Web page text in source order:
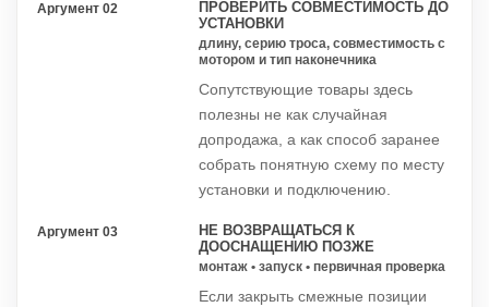
Аргумент 02
ПРОВЕРИТЬ СОВМЕСТИМОСТЬ ДО
УСТАНОВКИ
длину, серию троса, совместимость с
мотором и тип наконечника
Сопутствующие товары здесь
полезны не как случайная
допродажа, а как способ заранее
собрать понятную схему по месту
установки и подключению.
Аргумент 03
НЕ ВОЗВРАЩАТЬСЯ К
ДООСНАЩЕНИЮ ПОЗЖЕ
монтаж • запуск • первичная проверка
Если закрыть смежные позиции